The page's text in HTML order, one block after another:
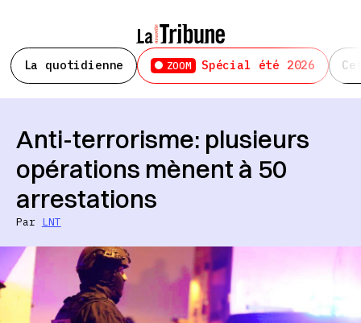
La quotidienne ZOOM Spécial été 2026
Anti-terrorisme: plusieurs
opérations mènent à 50
arrestations
Par LNT